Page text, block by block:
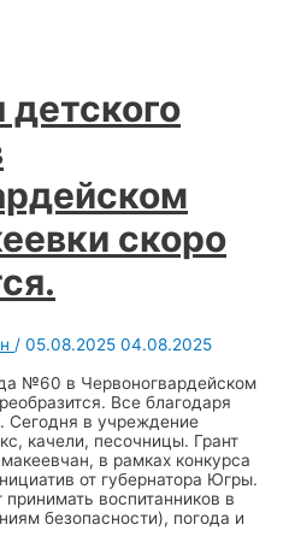
детского
скоро
/05.08.2025 04.08.2025
№60 в Червоногвардейском
Все благодаря
Сегодня в учреждение
качели, песочницы. Грант
в рамках конкурса
от губернатора Югры.
воспитанников в
безопасности), погода и